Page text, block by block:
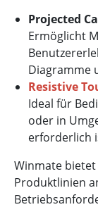
Projected
Ermöglicht
Diagramme
Resistive
Ideal für
oder in
erforderlich
Winmate
Produktlinien